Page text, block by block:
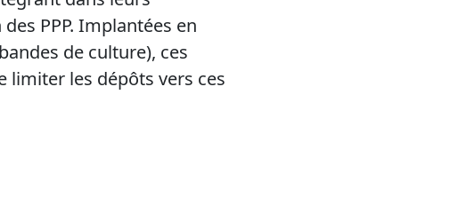
PPP. Implantées en
de culture), ces
limiter les dépôts vers ces